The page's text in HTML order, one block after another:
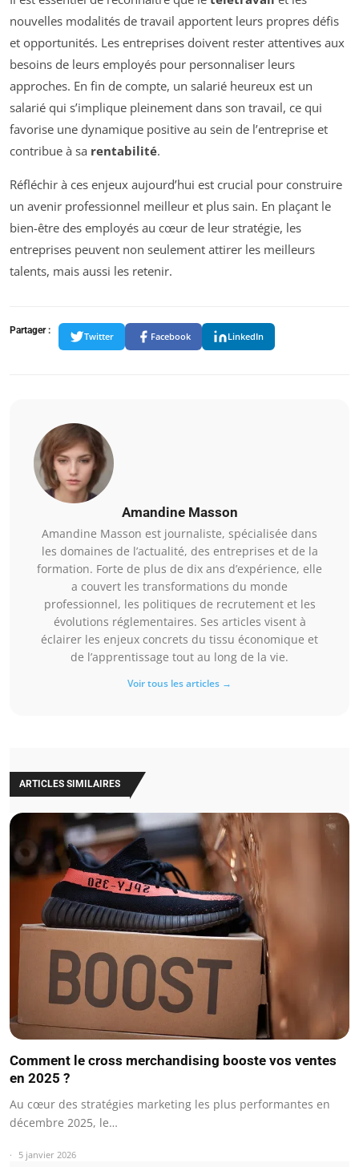
nouvelles modalités de travail apportent leurs propres défis
et opportunités. Les entreprises doivent rester attentives aux
besoins de leurs employés pour personnaliser leurs
approches. En fin de compte, un salarié heureux est un
salarié qui s’implique pleinement dans son travail, ce qui
favorise une dynamique positive au sein de l’entreprise et
contribue à sa rentabilité.
Réfléchir à ces enjeux aujourd’hui est crucial pour construire
un avenir professionnel meilleur et plus sain. En plaçant le
bien-être des employés au cœur de leur stratégie, les
entreprises peuvent non seulement attirer les meilleurs
talents, mais aussi les retenir.
Partager :
Twitter Facebook LinkedIn
Amandine Masson
Amandine Masson est journaliste, spécialisée dans
les domaines de l’actualité, des entreprises et de la
formation. Forte de plus de dix ans d’expérience, elle
a couvert les transformations du monde
professionnel, les politiques de recrutement et les
évolutions réglementaires. Ses articles visent à
éclairer les enjeux concrets du tissu économique et
de l’apprentissage tout au long de la vie.
Voir tous les articles →
ARTICLES SIMILAIRES
Comment le cross merchandising booste vos ventes
en 2025 ?
Au cœur des stratégies marketing les plus performantes en
décembre 2025, le…
5 janvier 2026